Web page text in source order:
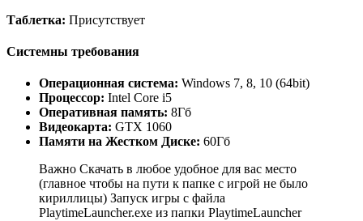
Таблетка: Присутствует
Системны требования
Операционная система: Windows 7, 8, 10 (64bit)
Процессор: Intel Core i5
Оперативная память: 8Гб
Видеокарта: GTX 1060
Памяти на Жестком Диске: 60Гб
Важно Скачать в любое удобное для вас место
(главное чтобы на пути к папке с игрой не было
кириллицы) Запуск игры с файла
PlaytimeLauncher.exe из папки PlaytimeLauncher